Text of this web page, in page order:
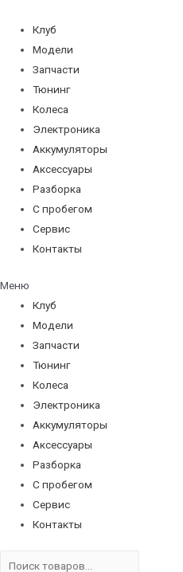
содержимому
Клуб
Модели
Запчасти
Тюнинг
Колеса
Электроника
Аккумуляторы
Аксессуары
Разборка
С пробегом
Сервис
Контакты
Меню
Клуб
Модели
Запчасти
Тюнинг
Колеса
Электроника
Аккумуляторы
Аксессуары
Разборка
С пробегом
Сервис
Контакты